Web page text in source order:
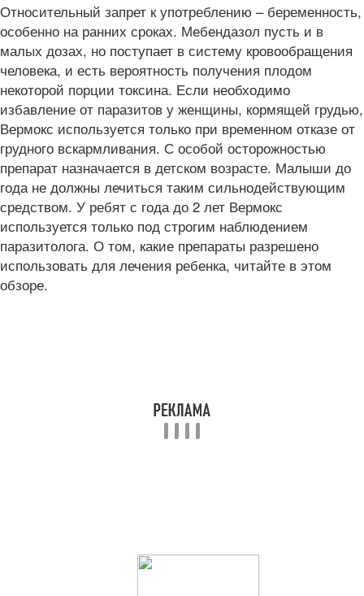
Относительный запрет к употреблению – беременность,
особенно на ранних сроках. Мебендазол пусть и в
малых дозах, но поступает в систему кровообращения
человека, и есть вероятность получения плодом
некоторой порции токсина. Если необходимо
избавление от паразитов у женщины, кормящей грудью,
Вермокс используется только при временном отказе от
грудного вскармливания. С особой осторожностью
препарат назначается в детском возрасте. Малыши до
года не должны лечиться таким сильнодействующим
средством. У ребят с года до 2 лет Вермокс
используется только под строгим наблюдением
паразитолога. О том, какие препараты разрешено
использовать для лечения ребенка, читайте в этом
обзоре.